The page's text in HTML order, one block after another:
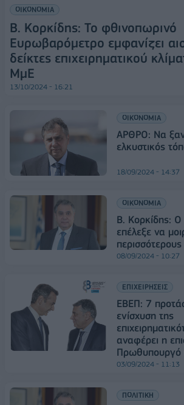
ΟΙΚΟΝΟΜΙΑ
Β. Κορκίδης: Το φθινοπωρινό
Ευρωβαρόμετρο εμφανίζει
δείκτες επιχειρηματικού
ΜμΕ
13/10/2024 - 16:21
ΟΙΚΟΝΟΜΙΑ
ΑΡΘΡΟ: Να
ελκυστικός
18/09/2024 - 14:37
ΟΙΚΟΝΟΜΙΑ
Β. Κορκίδης:
επέλεξε να
περισσότερους
08/09/2024 - 10:27
ΕΠΙΧΕΙΡΗΣΕΙΣ
ΕΒΕΠ: 7
ενίσχυση της
αναφέρει η
Πρωθυπουργό
03/09/2024 - 11:13
ΠΟΛΙΤΙΚΗ